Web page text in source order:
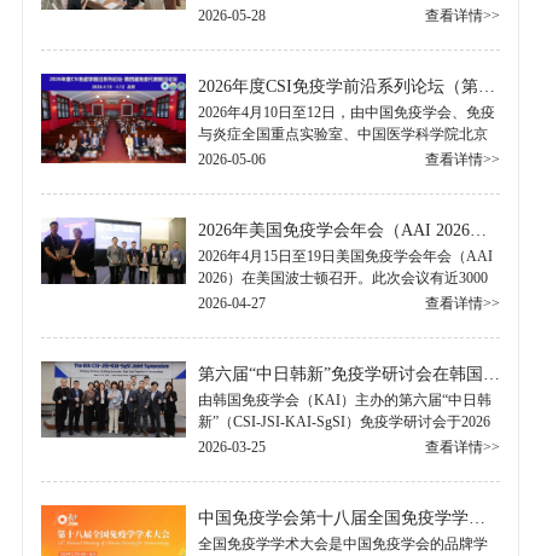
北省武汉市隆重召开。本次会议由中国免疫学
查看详情>>
2026-05-28
2026年度CSI免疫学前沿系列论坛（第一期）暨第四届《免疫代谢前沿论坛》成功举行
2026年4月10日至12日，由中国免疫学会、免疫
与炎症全国重点实验室、中国医学科学院北京
协和医学院联合主办的“2026年度CSI免疫学前
查看详情>>
2026-05-06
2026年美国免疫学会年会（AAI 2026）中国免疫学会分会场纪要
2026年4月15日至19日美国免疫学会年会（AAI
2026）在美国波士顿召开。此次会议有近3000
人参加。演讲内容涵盖经典的免疫学基础研
免.....
查看详情>>
2026-04-27
第六届“中日韩新”免疫学研讨会在韩国首尔大学成功举行
由韩国免疫学会（KAI）主办的第六届“中日韩
新”（CSI-JSI-KAI-SgSI）免疫学研讨会于2026
年3月12日至14日在韩国首尔大学Hoam Faculty
查看详情>>
2026-03-25
中国免疫学会第十八届全国免疫学学术大会
全国免疫学学术大会是中国免疫学会的品牌学